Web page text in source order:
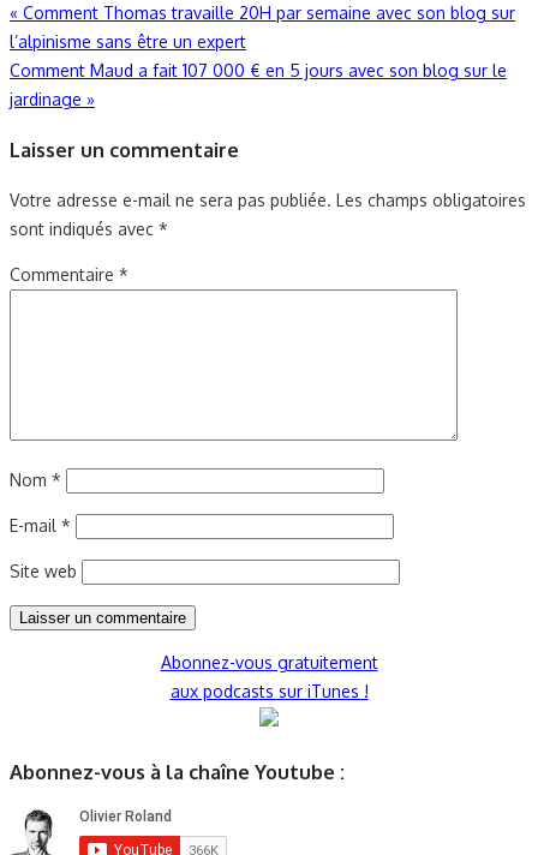
Navigation
de
l’article
« Comment Thomas travaille 20H par semaine avec son blog sur
l’alpinisme sans être un expert
Comment Maud a fait 107 000 € en 5 jours avec son blog sur le
jardinage »
Laisser un commentaire
Votre adresse e-mail ne sera pas publiée. Les champs obligatoires
sont indiqués avec *
Commentaire *
Nom *
E-mail *
Site web
Abonnez-vous gratuitement
aux podcasts sur iTunes !
Abonnez-vous à la chaîne Youtube :